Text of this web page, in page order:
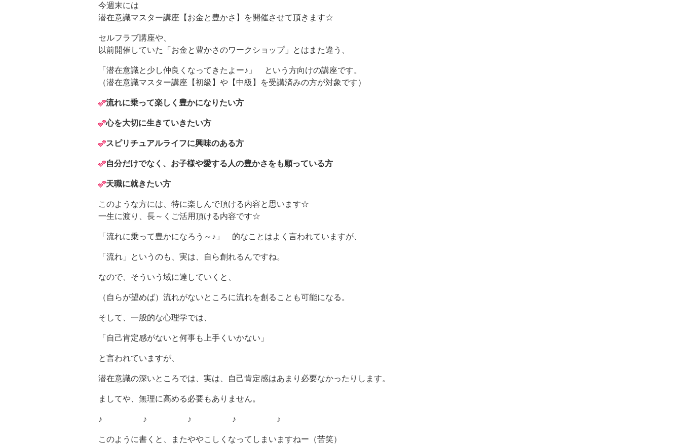
今週末には
潜在意識マスター講座【お金と豊かさ】を開催させて頂きます☆
セルフラブ講座や、
以前開催していた「お金と豊かさのワークショップ」とはまた違う、
「潜在意識と少し仲良くなってきたよー♪」 という方向けの講座です。
（潜在意識マスター講座【初級】や【中級】を受講済みの方が対象です）
流れに乗って楽しく豊かになりたい方
心を大切に生きていきたい方
スピリチュアルライフに興味のある方
自分だけでなく、お子様や愛する人の豊かさをも願っている方
天職に就きたい方
このような方には、特に楽しんで頂ける内容と思います☆
一生に渡り、長～くご活用頂ける内容です☆
「流れに乗って豊かになろう～♪」 的なことはよく言われていますが、
「流れ」というのも、実は、自ら創れるんですね。
なので、そういう域に達していくと、
（自らが望めば）流れがないところに流れを創ることも可能になる。
そして、一般的な心理学では、
「自己肯定感がないと何事も上手くいかない」
と言われていますが、
潜在意識の深いところでは、実は、自己肯定感はあまり必要なかったりします。
ましてや、無理に高める必要もありません。
♪ ♪ ♪ ♪ ♪
このように書くと、またややこしくなってしまいますねー（苦笑）